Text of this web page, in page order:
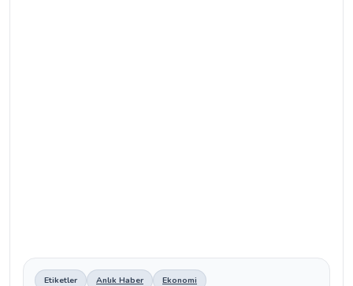
Etiketler Anlık Haber Ekonomi